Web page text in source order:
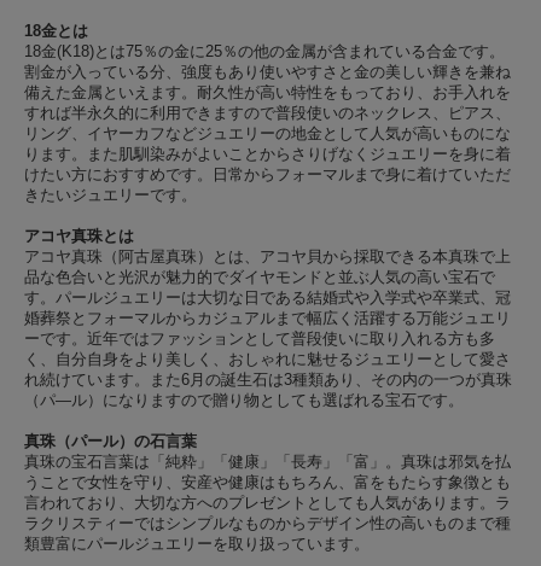
18金とは
18金(K18)とは75％の金に25％の他の金属が含まれている合金です。
割金が入っている分、強度もあり使いやすさと金の美しい輝きを兼ね
備えた金属といえます。耐久性が高い特性をもっており、お手入れを
すれば半永久的に利用できますので普段使いのネックレス、ピアス、
リング、イヤーカフなどジュエリーの地金として人気が高いものにな
ります。また肌馴染みがよいことからさりげなくジュエリーを身に着
けたい方におすすめです。日常からフォーマルまで身に着けていただ
きたいジュエリーです。
アコヤ真珠とは
アコヤ真珠（阿古屋真珠）とは、アコヤ貝から採取できる本真珠で上
品な色合いと光沢が魅力的でダイヤモンドと並ぶ人気の高い宝石で
す。パールジュエリーは大切な日である結婚式や入学式や卒業式、冠
婚葬祭とフォーマルからカジュアルまで幅広く活躍する万能ジュエリ
ーです。近年ではファッションとして普段使いに取り入れる方も多
く、自分自身をより美しく、おしゃれに魅せるジュエリーとして愛さ
れ続けています。また6月の誕生石は3種類あり、その内の一つが真珠
（パ―ル）になりますので贈り物としても選ばれる宝石です。
真珠（パール）の石言葉
真珠の宝石言葉は「純粋」「健康」「長寿」「富」。真珠は邪気を払
うことで女性を守り、安産や健康はもちろん、富をもたらす象徴とも
言われており、大切な方へのプレゼントとしても人気があります。ラ
ラクリスティーではシンプルなものからデザイン性の高いものまで種
類豊富にパールジュエリーを取り扱っています。